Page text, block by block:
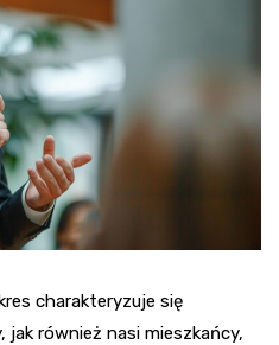
charakteryzuje się
jak również nasi mieszkańcy,